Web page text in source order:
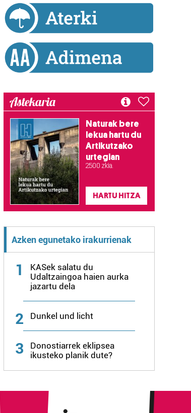
Astekaria
Naturak bere
lekua hartu du
Artikutzako
urtegian
2.500 zkia.
HARTU HITZA
Azken egunetako irakurrienak
1
KASek salatu du
Udaltzaingoa haien aurka
jazartu dela
2 Dunkel und licht
3
Donostiarrek eklipsea
ikusteko planik dute?